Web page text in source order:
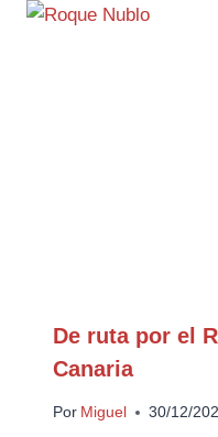
De ruta por el
Canaria
Por Miguel 30/12/